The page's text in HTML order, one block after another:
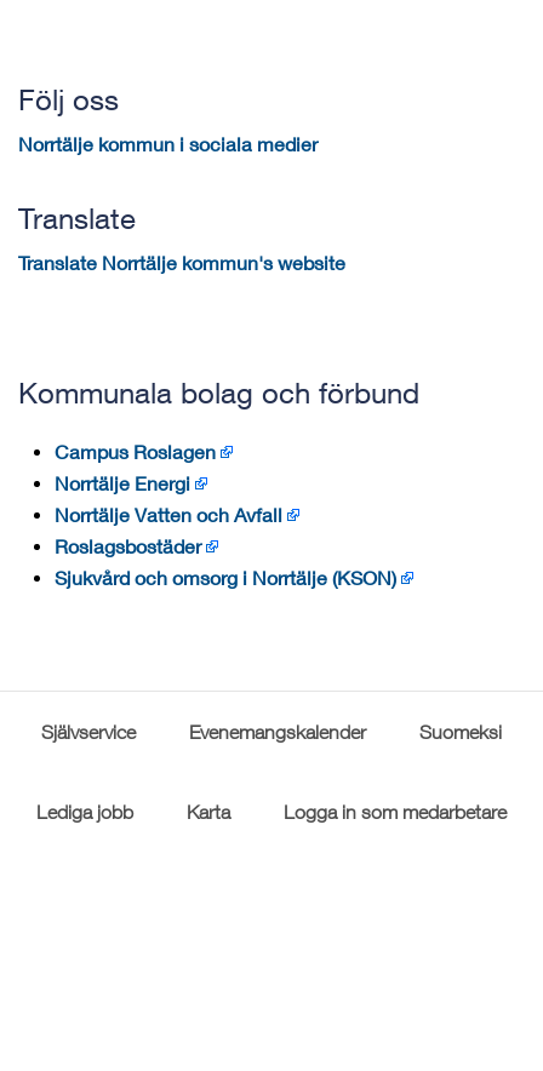
Följ oss
Norrtälje kommun i sociala medier
Translate
Translate Norrtälje kommun's website
Kommunala bolag och förbund
Campus Roslagen
Norrtälje Energi
Norrtälje Vatten och Avfall
Roslagsbostäder
Sjukvård och omsorg i Norrtälje (KSON)
Självservice Evenemangskalender Suomeksi
Lediga jobb Karta Logga in som medarbetare